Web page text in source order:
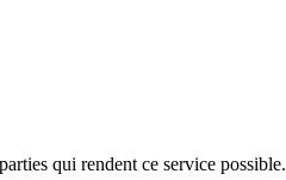
qui rendent ce service possible.